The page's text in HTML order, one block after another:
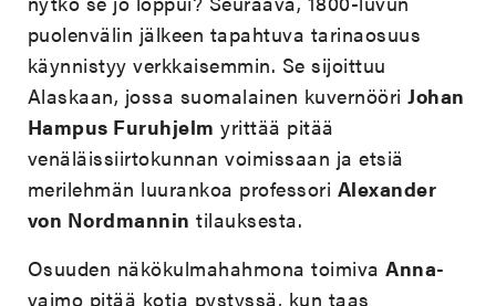
puolenvälin jälkeen tapahtuva tarinaosuus
käynnistyy verkkaisemmin. Se sijoittuu
Alaskaan, jossa suomalainen kuvernööriJohan
Hampus Furuhjelm yrittää pitää
venäläissiirtokunnan voimissaan ja etsiä
merilehmän luurankoa professori Alexander
von Nordmannin tilauksesta.
Osuuden näkökulmahahmona toimivaAnna-
vaimo pitää kotia pystyssä, kun taas